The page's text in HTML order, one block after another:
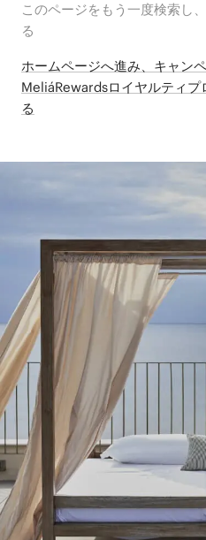
このページをもう一度検索し
る
ホームページへ進み、キャン
MeliáRewardsロイヤルティ
る